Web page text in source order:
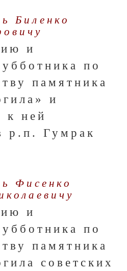
Биленко
и
по
памятника
и
к ней
р.п. Гумрак
Фисенко
и
по
памятника
советских